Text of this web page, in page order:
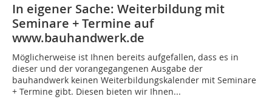
In eigener Sache: Weiterbildung mit
Seminare + Termine auf
www.bauhandwerk.de
Möglicherweise ist Ihnen bereits aufgefallen, dass es in
dieser und der vorangegangenen Ausgabe der
bauhandwerk keinen Weiterbildungskalender mit Seminare
+ Termine gibt. Diesen bieten wir Ihnen...